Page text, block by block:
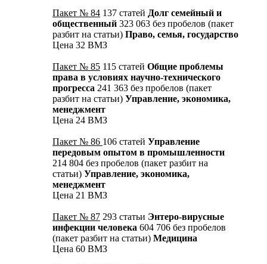
Пакет № 84 137 статей Долг семейный и
общественный 323 063 без пробелов (пакет
разбит на статьи) Право, семья, государство
Цена 32 ВМЗ
Пакет № 85 115 статей Общие проблемы
права в условиях научно-технического
прогресса 241 363 без пробелов (пакет
разбит на статьи) Управление, экономика,
менеджмент
Цена 24 ВМЗ
Пакет № 86 106 статей Управление
передовым опытом в промышленности
214 804 без пробелов (пакет разбит на
статьи) Управление, экономика,
менеджмент
Цена 21 ВМЗ
Пакет № 87 293 статьи Энтеро-вирусные
инфекции человека 604 706 без пробелов
(пакет разбит на статьи) Медицина
Цена 60 ВМЗ